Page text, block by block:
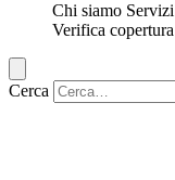
Chi siamo Servizi
Verifica copertura
Cerca